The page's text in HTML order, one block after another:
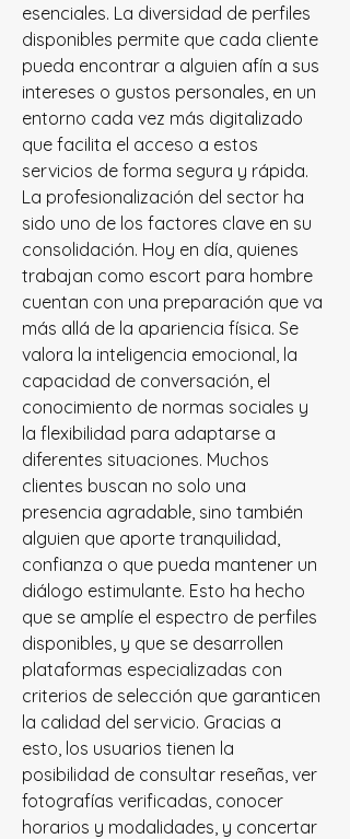
esenciales. La diversidad de perfiles
disponibles permite que cada cliente
pueda encontrar a alguien afín a sus
intereses o gustos personales, en un
entorno cada vez más digitalizado
que facilita el acceso a estos
servicios de forma segura y rápida.
La profesionalización del sector ha
sido uno de los factores clave en su
consolidación. Hoy en día, quienes
trabajan como escort para hombre
cuentan con una preparación que va
más allá de la apariencia física. Se
valora la inteligencia emocional, la
capacidad de conversación, el
conocimiento de normas sociales y
la flexibilidad para adaptarse a
diferentes situaciones. Muchos
clientes buscan no solo una
presencia agradable, sino también
alguien que aporte tranquilidad,
confianza o que pueda mantener un
diálogo estimulante. Esto ha hecho
que se amplíe el espectro de perfiles
disponibles, y que se desarrollen
plataformas especializadas con
criterios de selección que garanticen
la calidad del servicio. Gracias a
esto, los usuarios tienen la
posibilidad de consultar reseñas, ver
fotografías verificadas, conocer
horarios y modalidades, y concertar